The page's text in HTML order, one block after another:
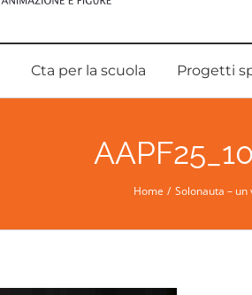
Cta per la scuola Progetti
Home Solonauta –